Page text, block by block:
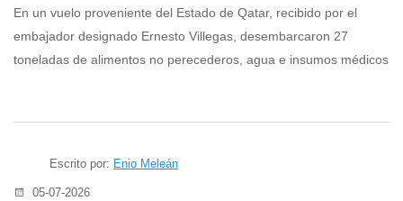
En un vuelo proveniente del Estado de Qatar, recibido por el
embajador designado Ernesto Villegas, desembarcaron 27
toneladas de alimentos no perecederos, agua e insumos médicos
Escrito por: Enio Meleán
05-07-2026